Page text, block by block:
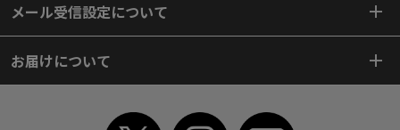
メール受信設定について
お届けについて